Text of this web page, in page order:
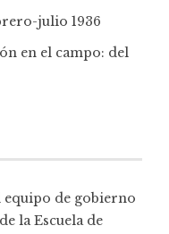
julio 1936
en el campo: del
de gobierno
la Escuela de